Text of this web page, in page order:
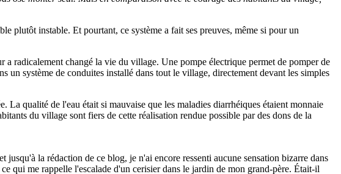
plutôt instable. Et pourtant, ce système a fait ses preuves, même si pour un
radicalement changé la vie du village. Une pompe électrique permet de pomper de
un système de conduites installé dans tout le village, directement devant les simples
qualité de l'eau était si mauvaise que les maladies diarrhéiques étaient monnaie
du village sont fiers de cette réalisation rendue possible par des dons de la
la rédaction de ce blog, je n'ai encore ressenti aucune sensation bizarre dans
qui me rappelle l'escalade d'un cerisier dans le jardin de mon grand-père. Était-il